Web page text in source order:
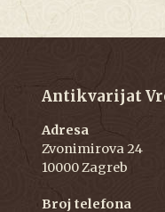
Antikvarijat
Adresa
Zvonimirova 24
10000 Zagreb
Broj telefona